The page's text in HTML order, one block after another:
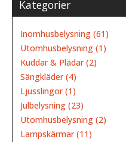
Kategorier
Inomhusbelysning (61)
Utomhusbelysning (1)
Kuddar & Plädar (2)
Sängkläder (4)
Ljusslingor (1)
Julbelysning (23)
Utomhusbelysning (2)
Lampskärmar (11)